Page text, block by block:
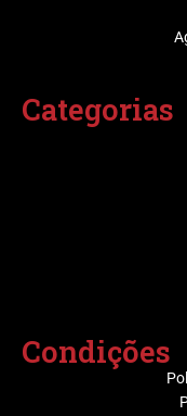
Categorias
Condições